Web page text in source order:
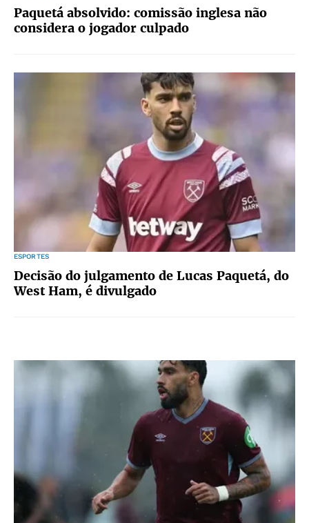
Paquetá absolvido: comissão inglesa não
considera o jogador culpado
ESPORTES
Decisão do julgamento de Lucas Paquetá, do
West Ham, é divulgado